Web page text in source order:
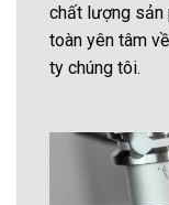
chất lượng sản
toàn yên tâm
ty chúng tôi.